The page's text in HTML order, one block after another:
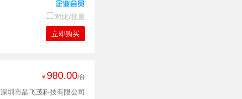
对比/批量
立即购买
￥ 980.00/台
深圳市晶飞茂科技有限公司